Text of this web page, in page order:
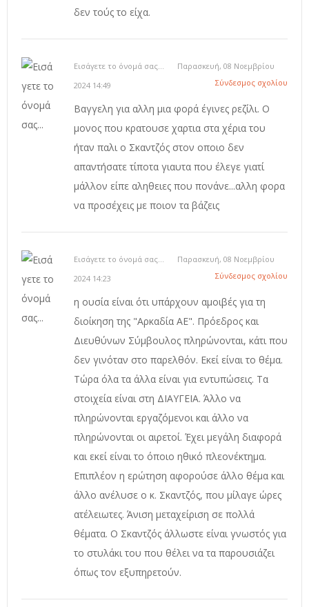
δεν τούς το είχα.
Εισάγετε το όνομά σας...
Παρασκευή, 08 Νοεμβρίου
2024 14:49
Σύνδεσμος σχολίου
Βαγγελη για αλλη μια φορά έγινες ρεζίλι. Ο
μονος που κρατουσε χαρτια στα χέρια του
ήταν παλι ο Σκαντζός στον οποιο δεν
απαντήσατε τίποτα γιαυτα που έλεγε γιατί
μάλλον είπε αληθειες που πονάνε...αλλη φορα
να προσέχεις με ποιον τα βάζεις
Εισάγετε το όνομά σας...
Παρασκευή, 08 Νοεμβρίου
2024 14:23
Σύνδεσμος σχολίου
η ουσία είναι ότι υπάρχουν αμοιβές για τη
διοίκηση της "Αρκαδία ΑΕ". Πρόεδρος και
Διευθύνων Σύμβουλος πληρώνονται, κάτι που
δεν γινόταν στο παρελθόν. Εκεί είναι το θέμα.
Τώρα όλα τα άλλα είναι για εντυπώσεις. Τα
στοιχεία είναι στη ΔΙΑΥΓΕΙΑ. Άλλο να
πληρώνονται εργαζόμενοι και άλλο να
πληρώνονται οι αιρετοί. Έχει μεγάλη διαφορά
και εκεί είναι το όποιο ηθικό πλεονέκτημα.
Επιπλέον η ερώτηση αφορούσε άλλο θέμα και
άλλο ανέλυσε ο κ. Σκαντζός, που μίλαγε ώρες
ατέλειωτες. Άνιση μεταχείριση σε πολλά
θέματα. Ο Σκαντζός άλλωστε είναι γνωστός για
το στυλάκι του που θέλει να τα παρουσιάζει
όπως τον εξυπηρετούν.